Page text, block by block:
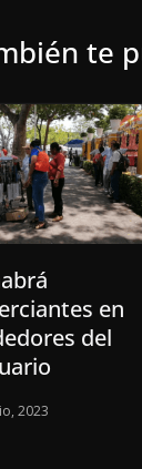
te
en
del
2023